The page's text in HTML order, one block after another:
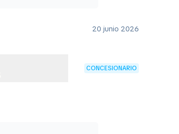
20 junio 2026
CONCESIONARIO